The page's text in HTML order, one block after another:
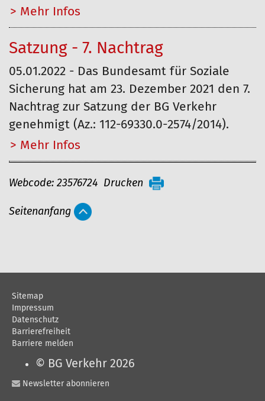
Mehr…
Satzung - 7. Nachtrag
05.01.2022 - Das Bundesamt für Soziale
Sicherung hat am 23. Dezember 2021 den 7.
Nachtrag zur Satzung der BG Verkehr
genehmigt (Az.: 112-69330.0-2574/2014).
Mehr…
A
t
e
a
k
t
o
Webcode: 23576724 Drucken
Seitenanfang
Sitemap
Impressum
Datenschutz
Barrierefreiheit
Barriere melden
© BG Verkehr 2026
Newsletter abonnieren